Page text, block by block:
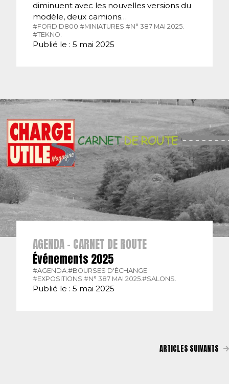
diminuent avec les nouvelles versions du
modèle, deux camions…
#FORD D800.#MINIATURES.#N° 387 MAI 2025.
#TEKNO.
Publié le : 5 mai 2025
AGENDA - CARNET DE ROUTE
Événements 2025
#AGENDA. #BOURSES D'ÉCHANGE.
#EXPOSITIONS. #N° 387 MAI 2025. #SALONS.
Publié le : 5 mai 2025
ARTICLES SUIVANTS